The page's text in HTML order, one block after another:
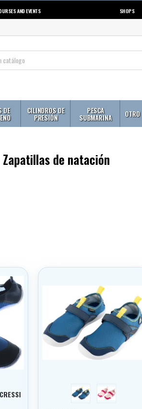
AND EVENTS SHOPS
DE CILINDROS DE
PRESIÓN
PESCA
SUBMARINA OTRO
Zapatillas de natación
modrá růžová